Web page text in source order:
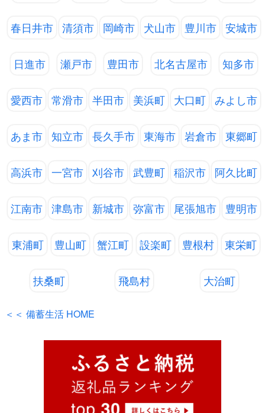
春日井市 清須市 岡崎市 犬山市 豊川市 安城市
日進市 瀬戸市 豊田市 北名古屋市 知多市
愛西市 常滑市 半田市 美浜町 大口町 みよし市
あま市 知立市 長久手市 東海市 岩倉市 東郷町
高浜市 一宮市 刈谷市 武豊町 稲沢市 阿久比町
江南市 津島市 新城市 弥富市 尾張旭市 豊明市
東浦町 豊山町 蟹江町 設楽町 豊根村 東栄町
扶桑町 飛島村 大治町
＜＜ 備蓄生活 HOME